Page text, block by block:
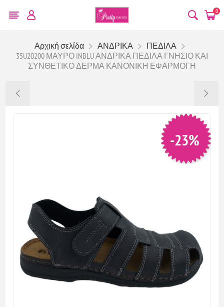
0
Αρχική σελίδα ΑΝΔΡΙΚΑ
ΠΕΔΙΛΑ
35U20200 ΜΑΥΡΟ INBLU ΑΝΔΡΙΚΑ ΠΕΔΙΛΑ ΓΝΗΣΙΟ ΚΑΙ
ΣΥΝΘΕΤΙΚΟ ΔΕΡΜΑ ΚΑΝΟΝΙΚΗ ΕΦΑΡΜΟΓΗ
-23%